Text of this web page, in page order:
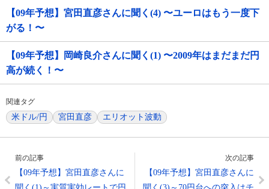
【09年予想】宮田直彦さんに聞く(4) 〜ユーロはもう一度下
がる！〜
【09年予想】岡崎良介さんに聞く(1) 〜2009年はまだまだ円
高が続く！〜
関連タグ
米ドル/円 宮田直彦 エリオット波動
前の記事
【09年予想】宮田直彦さんに
次の記事
【09年予想】宮田直彦さんに